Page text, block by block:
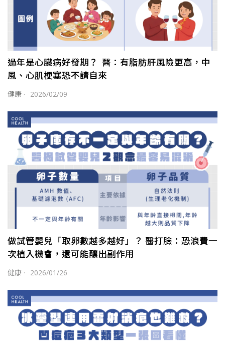
過年是心臟病好發期？ 醫：有脂肪肝風險更高，中
風、心肌梗塞恐不請自來
健康 · 2026/02/09
做試管嬰兒「取卵數越多越好」？ 醫打臉：恐浪費一
次植入機會，還可能釀出副作用
健康 · 2026/01/26